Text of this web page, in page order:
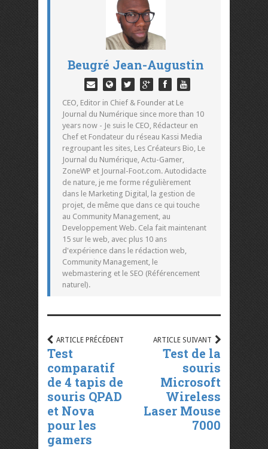
Beugré Jean-Augustin
CEO, Editor in Chief & Founder at Le
Journal du Numérique since more than 10
years now - Je suis le CEO, Rédacteur en
Chef et Fondateur du réseau Kassi Media
regroupant les sites, Les Créateurs Bio, Le
Journal du Numérique, Actu-Gamer,
ZoneWP et Journal-Foot.com. Autodidacte
de nature, je me forme régulièrement
dans le Marketing Digital, la gestion de
projet, de même que dans ce qui touche
au Community Management, au
Developpement Web. Cela fait maintenant
15 sur le web, avec plus 10 ans
d'expérience dans le rédaction web,
Community Management, le
webmastering et le SEO (Référencement
naturel).
ARTICLE PRÉCÉDENT
Test
comparatif
de 4 tapis de
souris QPAD
et Nova
pour les
gamers
ARTICLE SUIVANT
Test de la
souris
Microsoft
Wireless
Laser Mouse
7000